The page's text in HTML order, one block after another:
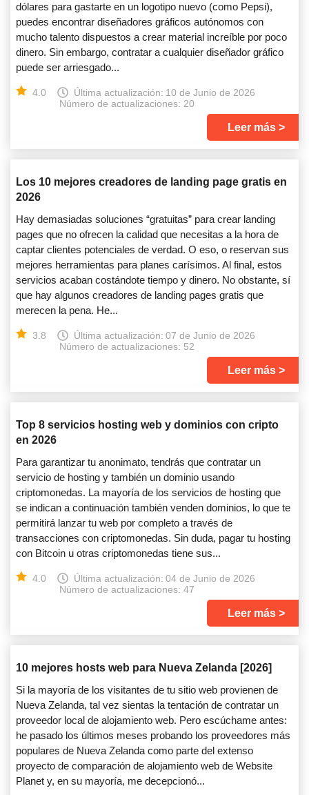
dólares para gastarte en un logotipo nuevo (como Pepsi),
puedes encontrar diseñadores gráficos autónomos con
mucho talento dispuestos a crear material increíble por poco
dinero. Sin embargo, contratar a cualquier diseñador gráfico
puede ser arriesgado...
4.0 Última actualización: 10 de Junio de 2026
Número de actualizaciones: 20
Leer más
Los 10 mejores creadores de landing page gratis en
2026
Hay demasiadas soluciones “gratuitas” para crear landing
pages que no ofrecen la calidad que necesitas a la hora de
captar clientes potenciales de verdad. O eso, o reservan sus
mejores herramientas para planes carísimos. Al final, estos
servicios acaban costándote tiempo y dinero. No obstante, sí
que hay algunos creadores de landing pages gratis que
merecen la pena. He...
3.8 Última actualización: 07 de Junio de 2026
Número de actualizaciones: 52
Leer más
Top 8 servicios hosting web y dominios con cripto
en 2026
Para garantizar tu anonimato, tendrás que contratar un
servicio de hosting y también un dominio usando
criptomonedas. La mayoría de los servicios de hosting que
se indican a continuación también venden dominios, lo que te
permitirá lanzar tu web por completo a través de
transacciones con criptomonedas. Sin duda, pagar tu hosting
con Bitcoin u otras criptomonedas tiene sus...
4.0 Última actualización: 04 de Junio de 2026
Número de actualizaciones: 47
Leer más
10 mejores hosts web para Nueva Zelanda [2026]
Si la mayoría de los visitantes de tu sitio web provienen de
Nueva Zelanda, tal vez sientas la tentación de contratar un
proveedor local de alojamiento web. Pero escúchame antes:
he pasado los últimos meses probando los proveedores más
populares de Nueva Zelanda como parte del extenso
proyecto de comparación de alojamiento web de Website
Planet y, en su mayoría, me decepcionó...